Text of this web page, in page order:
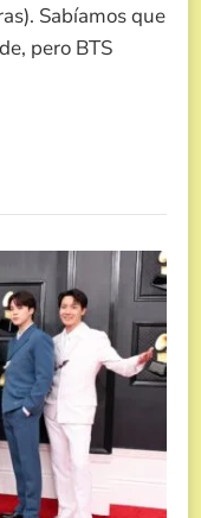
Sabíamos que
pero BTS